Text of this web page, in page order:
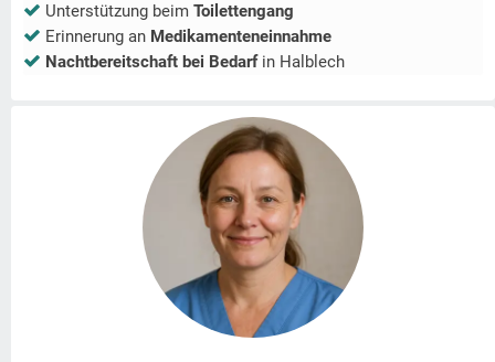
Unterstützung beim Toilettengang
Erinnerung an Medikamenteneinnahme
Nachtbereitschaft bei Bedarfin Halblech